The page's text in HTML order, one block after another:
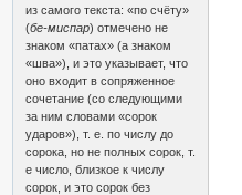
из самого текста: «по счёту»
(бе-миспар) отмечено не
знаком «патах» (а знаком
«шва»), и это указывает, что
оно входит в сопряженное
сочетание (со следующими
за ним словами «сорок
ударов»), т. е. по числу до
сорока, но не полных сорок, т.
е число, близкое к числу
сорок, и это сорок без